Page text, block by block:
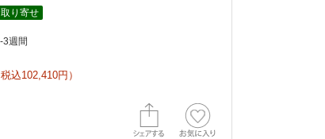
り寄せ
3週間
税込102,410円）